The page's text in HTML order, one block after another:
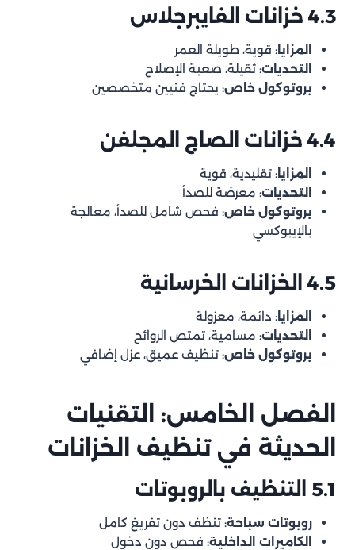
4.3 خزانات الفايبرجلاس
المزايا: قوية، طويلة العمر
التحديات: ثقيلة، صعبة الإصلاح
بروتوكول خاص: يحتاج فنيين متخصصين
4.4 خزانات الصاج المجلفن
المزايا: تقليدية، قوية
التحديات: معرضة للصدأ
بروتوكول خاص: فحص شامل للصدأ، معالجة
بالإيبوكسي
4.5 الخزانات الخرسانية
المزايا: دائمة، معزولة
التحديات: مسامية، تمتص الروائح
بروتوكول خاص: تنظيف عميق، عزل إضافي
الفصل الخامس: التقنيات
الحديثة في تنظيف الخزانات
5.1 التنظيف بالروبوتات
روبوتات سباحة: تنظف دون تفريغ كامل
الكاميرات الداخلية: فحص دون دخول